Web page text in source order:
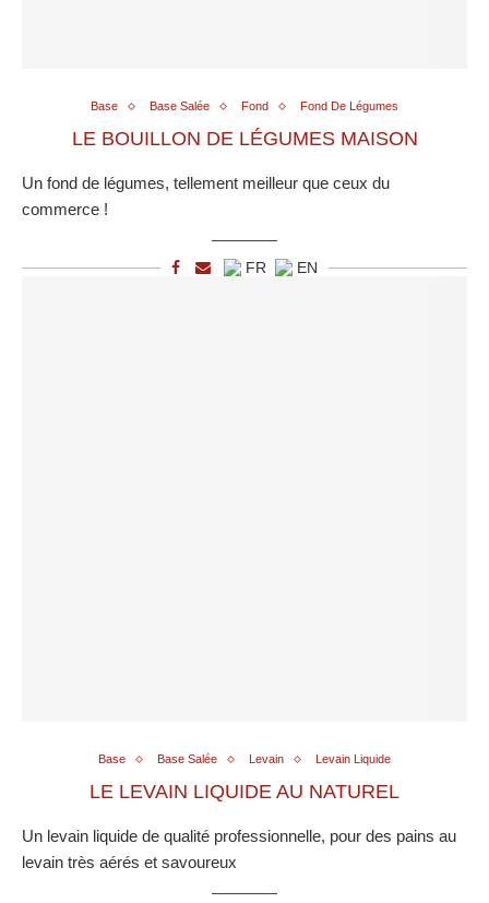
Base Base Salée Fond Fond De Légumes
LE BOUILLON DE LÉGUMES MAISON
Un fond de légumes, tellement meilleur que ceux du
commerce !
FR EN
Base Base Salée Levain Levain Liquide
LE LEVAIN LIQUIDE AU NATUREL
Un levain liquide de qualité professionnelle, pour des pains au
levain très aérés et savoureux